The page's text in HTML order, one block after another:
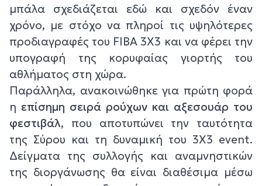
μπάλα σχεδιάζεται εδώ και σχεδόν έναν
χρόνο, με στόχο να πληροί τις υψηλότερες
προδιαγραφές του FIBA 3X3 και να φέρει την
υπογραφή της κορυφαίας γιορτής του
αθλήματος στη χώρα.
Παράλληλα, ανακοινώθηκε για πρώτη φορά
η επίσημη σειρά ρούχων και αξεσουάρ του
φεστιβάλ, που αποτυπώνει την ταυτότητα
της Σύρου και τη δυναμική του 3Χ3 event.
Δείγματα της συλλογής και αναμνηστικών
της διοργάνωσης θα είναι διαθέσιμα μέσω